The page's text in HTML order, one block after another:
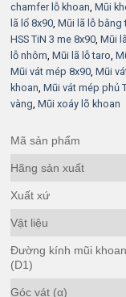
chamfer lỗ khoan, Mũi
lã lổ 8x90, Mũi lã lỗ bằng
HSS TiN 3 me 8x90, Mũi
lỗ nhôm, Mũi lã lỗ taro,
Mũi vát mép 8x90, Mũi
khoan, Mũi vát mép phủ
vàng, Mũi xoáy lõ khoan
Mã sản phẩm
Hãng sản xuất
Xuất xứ
Vật liệu
Đường kính mũi khoan
(D1)
Góc vát (α)